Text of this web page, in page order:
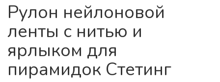
Рулон нейлоновой
ленты с нитью и
ярлыком для
пирамидок Стетинг